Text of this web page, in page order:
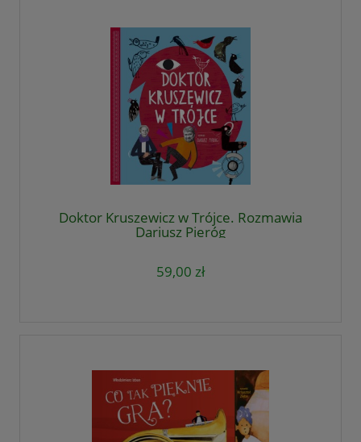
Doktor Kruszewicz w Trójce. Rozmawia
Dariusz Pieróg
59,00 zł